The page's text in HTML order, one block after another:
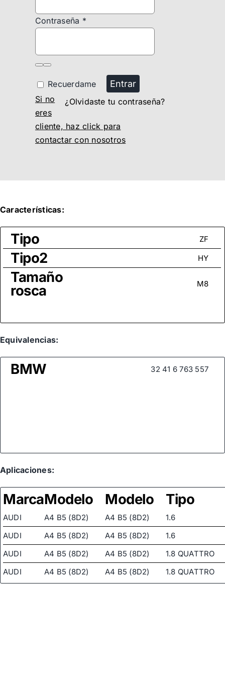
Contraseña *
Recuerdame Entrar
¿Olvidaste tu contraseña?
Si no
eres
cliente, haz click para
contactar con nosotros
Características:
Tipo ZF
Tipo2 HY
Tamaño
rosca M8
Equivalencias:
BMW 32 41 6 763 557
Aplicaciones:
MarcaModelo Modelo Tipo
AUDI A4 B5 (8D2) A4 B5 (8D2)
1.6
AUDI
A4 B5 (8D2) A4 B5 (8D2)
1.6
AUDI
A4 B5 (8D2) A4 B5 (8D2)
1.8 QUATTRO
AUDI
A4 B5 (8D2) A4 B5 (8D2)
1.8 QUATTRO